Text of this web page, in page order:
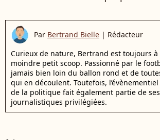
Par Bertrand Bielle | Rédacteur
Curieux de nature, Bertrand est toujours à
moindre petit scoop. Passionné par le
jamais bien loin du ballon rond et de
qui en découlent. Toutefois,
de la politique fait également partie de
journalistiques privilégiées.